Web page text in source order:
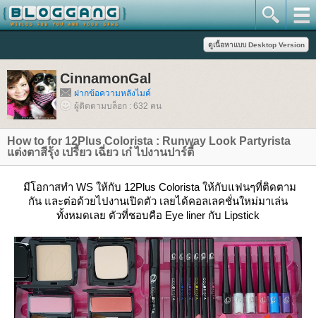
CinnamonGal
ฝากข้อความหลังไมค์
ผู้ติดตามบล็อก : 632 คน
How to for 12Plus Colorista : Runway Look Partyrista
ต่งตาสีรุ้ง เปรี้ยว เฉี่ยว เก๋ ไปงานปาร์ตี้
มีโอกาสทำ WS ให้กับ 12Plus Colorista ให้กับแฟนๆที่ติดตาม
กัน และต่อด้วยไปงานเปิดตัว เลยได้คอลเลคชั่นใหม่มาเล่น
ทั้งหมดเลย ตัวที่ชอบคือ Eye liner กับ Lipstick